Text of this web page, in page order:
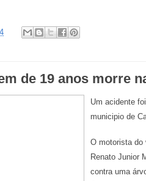
de 19 anos morre
Um acidente
municipio de
O motorista do
Renato Junior
contra uma